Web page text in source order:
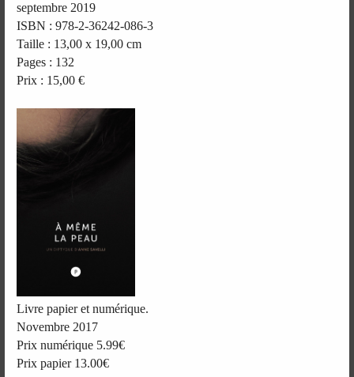
septembre 2019
ISBN : 978-2-36242-086-3
Taille : 13,00 x 19,00 cm
Pages : 132
Prix : 15,00 €
Livre papier et numérique.
Novembre 2017
Prix numérique 5.99€
Prix papier 13.00€